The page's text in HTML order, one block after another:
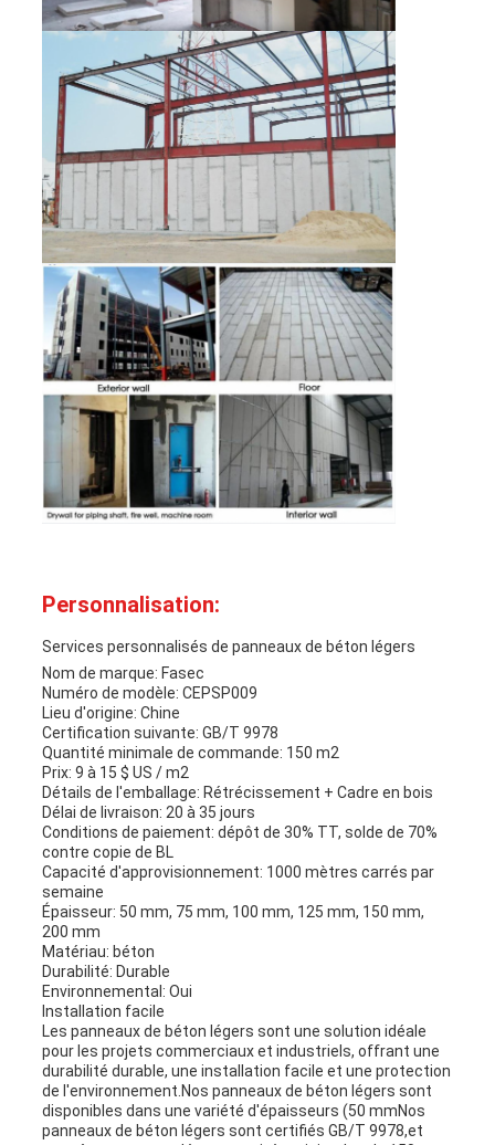
Personnalisation:
Services personnalisés de panneaux de béton légers
Nom de marque: Fasec
Numéro de modèle: CEPSP009
Lieu d'origine: Chine
Certification suivante: GB/T 9978
Quantité minimale de commande: 150 m2
Prix: 9 à 15 $ US / m2
Détails de l'emballage: Rétrécissement + Cadre en bois
Délai de livraison: 20 à 35 jours
Conditions de paiement: dépôt de 30% TT, solde de 70%
contre copie de BL
Capacité d'approvisionnement: 1000 mètres carrés par
semaine
Épaisseur: 50 mm, 75 mm, 100 mm, 125 mm, 150 mm,
200 mm
Matériau: béton
Durabilité: Durable
Environnemental: Oui
Installation facile
Les panneaux de béton légers sont une solution idéale
pour les projets commerciaux et industriels, offrant une
durabilité durable, une installation facile et une protection
de l'environnement.Nos panneaux de béton légers sont
disponibles dans une variété d'épaisseurs (50 mmNos
panneaux de béton légers sont certifiés GB/T 9978,et